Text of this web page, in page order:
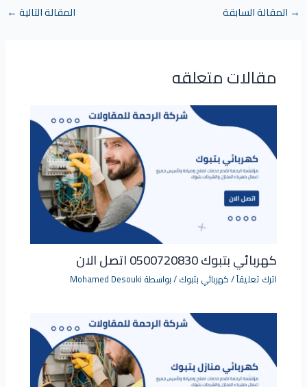
→ المقالة السابقة المقالة التالية ←
مقالات متعلقه
كهربائي بتبوك 0500720830 اتصل الان
اترك تعليقاً/كهربائي بتبوك/ بواسطة Mohamed Desouki